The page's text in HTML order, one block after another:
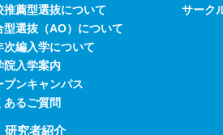
推薦型選抜について
型選抜（AO）について
次編入学について
院入学案内
プンキャンパス
あるご質問
研究者紹介
サーク